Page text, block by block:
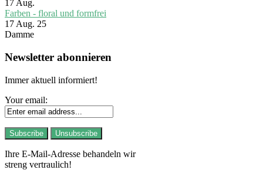
17Aug.
Farben - floral und formfrei
17 Aug. 25
Damme
Newsletter abonnieren
Immer aktuell informiert!
Your email:
Ihre E-Mail-Adresse behandeln wir
streng vertraulich!